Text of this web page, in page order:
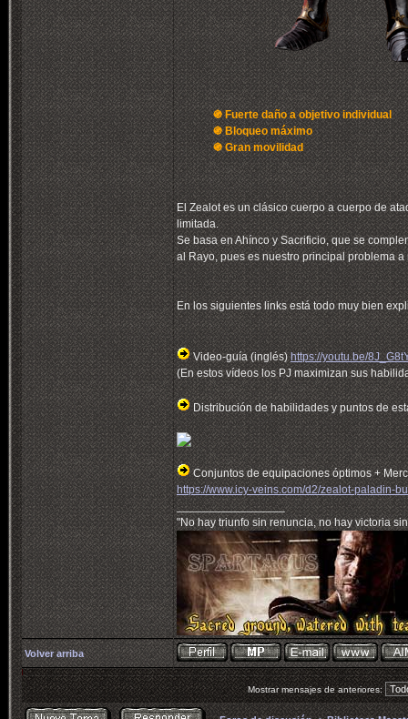
֍ Fuerte daño a objetivo individual
֍ Bloqueo máximo
֍ Gran movilidad
El Zealot es un clásico cuerpo a cuerpo de
limitada.
Se basa en Ahínco y Sacrificio, que se
al Rayo, pues es nuestro principal problema
En los siguientes links está todo muy bien
Video-guía (inglés)https://youtu.be/
(En estos vídeos los PJ maximizan sus
Distribución de habilidades y puntos de
Conjuntos de equipaciones óptimos +
https://www.icy-veins.com/d2/zealot-paladin-
_________________
"No hay triunfo sin renuncia, no hay victoria
Volver arriba
Mostrar mensajes de anteriores: